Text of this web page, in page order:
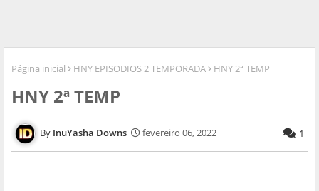
Página inicial HNY EPISODIOS 2 TEMPORADA HNY 2ª TEMP
HNY 2ª TEMP
InuYasha Downs fevereiro 06, 2022 1